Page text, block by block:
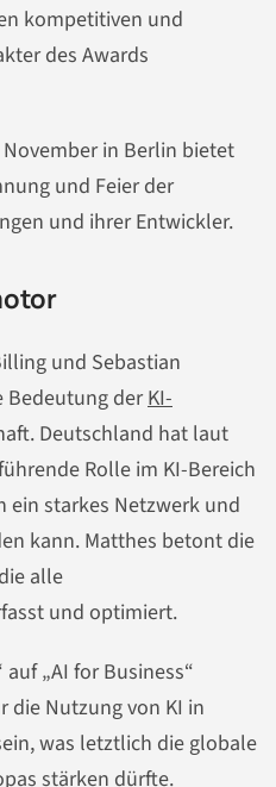
kompetitiven und
des Awards
in Berlin bietet
und Feier der
und ihrer Entwickler.
und Sebastian
Bedeutung derKI-
Deutschland hat laut
Rolle im KI-Bereich
ein starkes Netzwerk und
kann. Matthes betont die
alle
und optimiert.
auf „AI for Business“
die Nutzung von KI in
was letztlich die globale
stärken dürfte.